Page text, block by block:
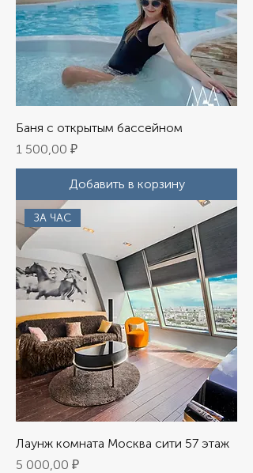
Баня с открытым бассейном
Цена
1 500,00 ₽
Добавить в корзину
ЗА ЧАС
Лаунж комната Москва сити 57 этаж
Цена
5 000,00 ₽